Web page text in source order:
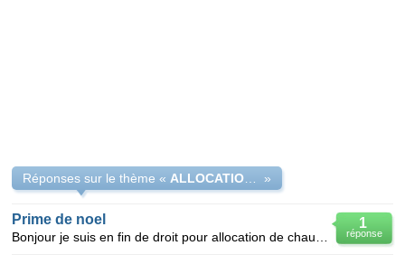
Réponses sur le thème « »
1
réponse
Prime de noel